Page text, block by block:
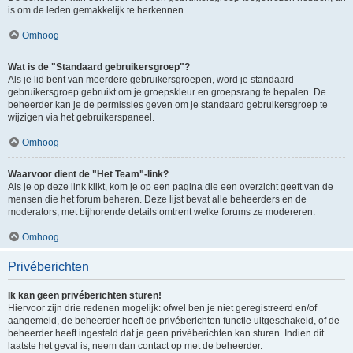
is om de leden gemakkelijk te herkennen.
Omhoog
Wat is de "Standaard gebruikersgroep"?
Als je lid bent van meerdere gebruikersgroepen, word je standaard
gebruikersgroep gebruikt om je groepskleur en groepsrang te bepalen. De
beheerder kan je de permissies geven om je standaard gebruikersgroep te
wijzigen via het gebruikerspaneel.
Omhoog
Waarvoor dient de "Het Team"-link?
Als je op deze link klikt, kom je op een pagina die een overzicht geeft van de
mensen die het forum beheren. Deze lijst bevat alle beheerders en de
moderators, met bijhorende details omtrent welke forums ze modereren.
Omhoog
Privéberichten
Ik kan geen privéberichten sturen!
Hiervoor zijn drie redenen mogelijk: ofwel ben je niet geregistreerd en/of
aangemeld, de beheerder heeft de privéberichten functie uitgeschakeld, of de
beheerder heeft ingesteld dat je geen privéberichten kan sturen. Indien dit
laatste het geval is, neem dan contact op met de beheerder.